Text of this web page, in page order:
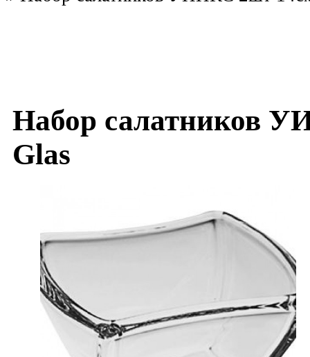
Набор салатников
Glas